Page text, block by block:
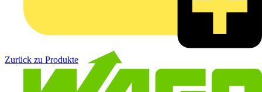
Zurück zu Produkte